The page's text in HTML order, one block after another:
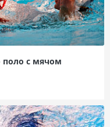
поло с мячом